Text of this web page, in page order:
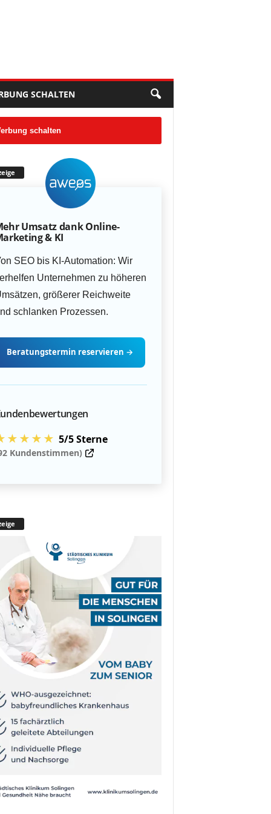
SCHALTEN
schalten
Umsatz dank Online-
& KI
SEO bis KI-Automation: Wir
Unternehmen zu höheren
größerer Reichweite
schlanken Prozessen.
Beratungstermin reservieren →
5/5 Sterne
Kundenstimmen)